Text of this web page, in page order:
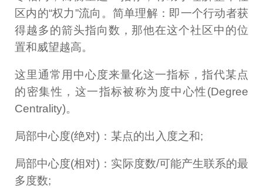
区内的“权力”流向。简单理解：即一个行动者获
得越多的箭头指向数，那他在这个社区中的位
置和威望越高。
这里通常用中心度来量化这一指标，指代某点
的密集性，这一指标被称为度中心性(Degree
Centrality)。
局部中心度(绝对)：某点的出入度之和;
局部中心度(相对)：实际度数/可能产生联系的最
多度数;